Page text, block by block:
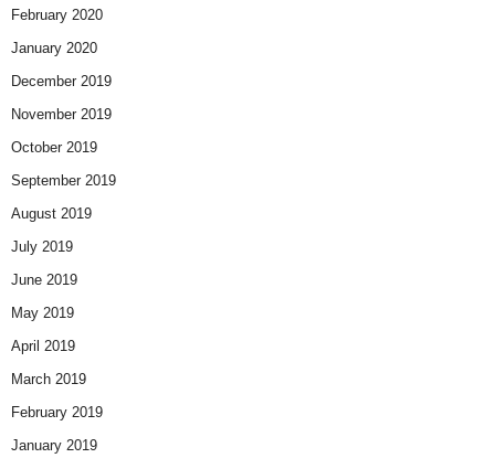
February 2020
January 2020
December 2019
November 2019
October 2019
September 2019
August 2019
July 2019
June 2019
May 2019
April 2019
March 2019
February 2019
January 2019